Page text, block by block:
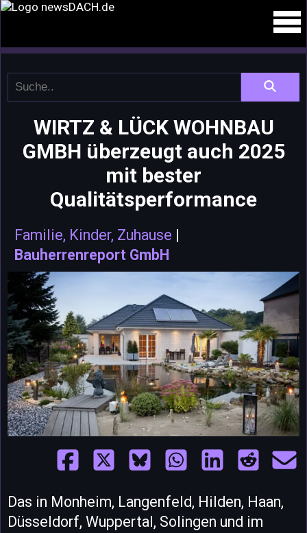
WIRTZ & LÜCK WOHNBAU
GMBH überzeugt auch 2025
mit bester
Qualitätsperformance
Familie, Kinder, Zuhause |
Bauherrenreport GmbH
Das in Monheim, Langenfeld, Hilden, Haan,
Düsseldorf, Wuppertal, Solingen und im